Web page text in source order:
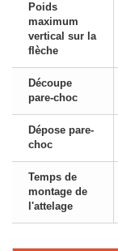
Poids
maximum
vertical sur la
flèche
Découpe
pare-choc
Dépose pare-
choc
Temps de
montage de
l'attelage